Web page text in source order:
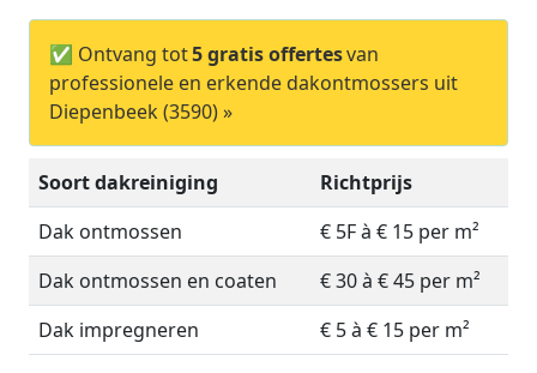
✅ Ontvang tot5 gratis offertesvan
professionele en erkende dakontmossers uit
Diepenbeek (3590) »
Soort dakreiniging
Richtprijs
Dak ontmossen
€ 5F à € 15 per m²
Dak ontmossen en coaten
€ 30 à € 45 per m²
Dak impregneren
€ 5 à € 15 per m²